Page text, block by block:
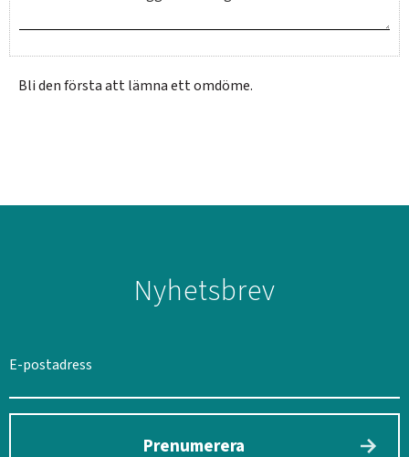
Bli den första att lämna ett omdöme.
Nyhetsbrev
Prenumerera